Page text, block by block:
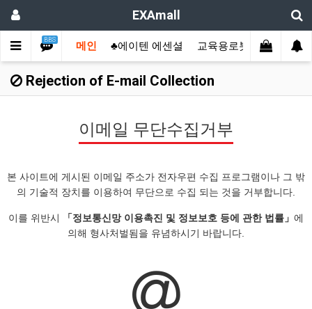
EXAmall
BBS
메인 ♣에이텐 에센셜 교육용로봇 산업용컴
Rejection of E-mail Collection
이메일 무단수집거부
본 사이트에 게시된 이메일 주소가 전자우편 수집 프로그램이나 그 밖
의 기술적 장치를 이용하여 무단으로 수집 되는 것을 거부합니다.
이를 위반시 「정보통신망 이용촉진 및 정보보호 등에 관한 법률」 에
의해 형사처벌됨을 유념하시기 바랍니다.